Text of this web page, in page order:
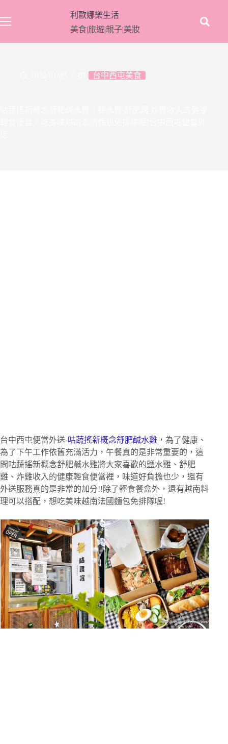
至
要
利歐娜樂生活
美食|旅遊|親子|美妝
台中西屯美食
台中西屯便當外送-咕蔬搖新概念舒肥鹹水雞 ，為了健康、
為了下午工作依舊充滿活力，午餐真的是非常重要的，這
間咕蔬搖新概念舒肥鹹水雞將大家喜歡的鹽水雞、舒肥
雞、炸雞收入的健康輕食便當裡，味道好負擔也少，還有
外送服務真的是非常的加分!!除了輕食餐盒外，還有越南料
理可以搭配，想吃美味越南法國麵包免排隊喔!